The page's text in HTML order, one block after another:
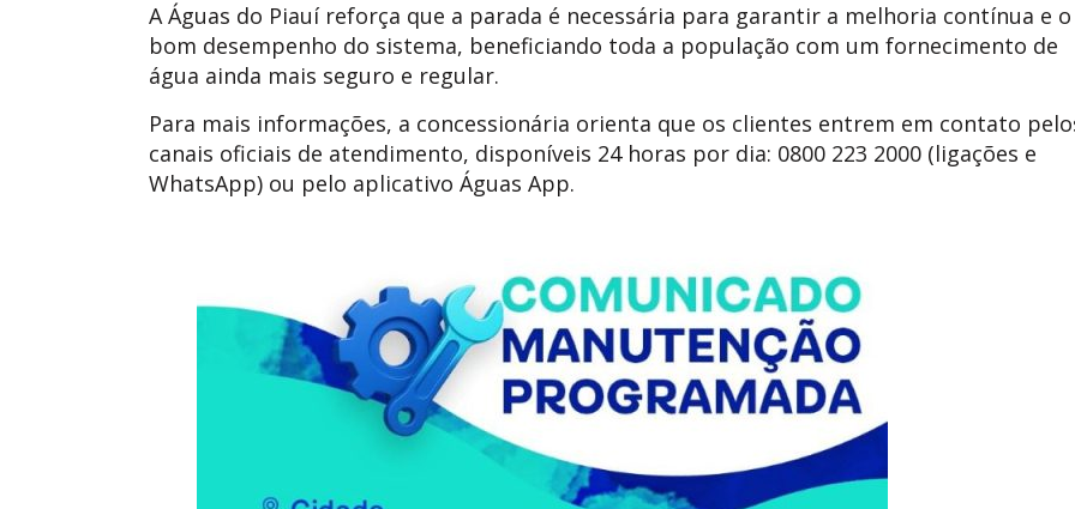
A Águas do Piauí reforça que a parada é necessária para garantir a melhoria contínua e o
bom desempenho do sistema, beneficiando toda a população com um fornecimento de
água ainda mais seguro e regular.
Para mais informações, a concessionária orienta que os clientes entrem em contato
canais oficiais de atendimento, disponíveis 24 horas por dia: 0800 223 2000 (ligações e
WhatsApp) ou pelo aplicativo Águas App.